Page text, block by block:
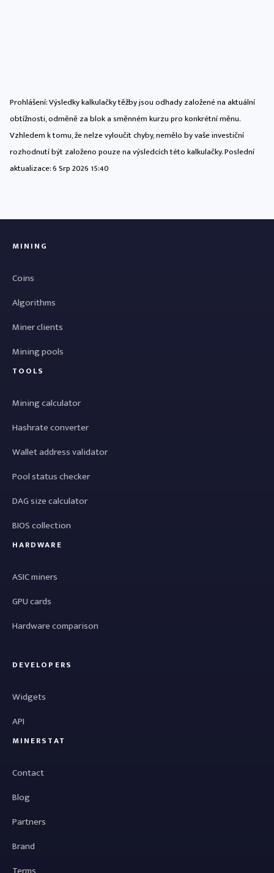
Prohlášení: Výsledky kalkulačky těžby jsou odhady založené na aktuální
obtížnosti, odměně za blok a směnném kurzu pro konkrétní měnu.
Vzhledem k tomu, že nelze vyloučit chyby, nemělo by vaše investiční
rozhodnutí být založeno pouze na výsledcích této kalkulačky. Poslední
aktualizace:6 Srp 2026 15:40
MINING
Coins
Algorithms
Miner clients
Mining pools
TOOLS
Mining calculator
Hashrate converter
Wallet address validator
Pool status checker
DAG size calculator
BIOS collection
HARDWARE
ASIC miners
GPU cards
Hardware comparison
DEVELOPERS
Widgets
API
MINERSTAT
Contact
Blog
Partners
Brand